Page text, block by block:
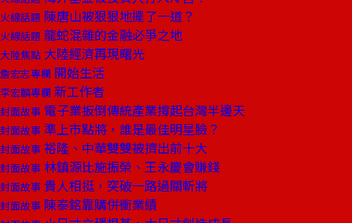
火線話題 陳唐山被狠狠地擺了一道？
火線話題 龍蛇混雜的金融必爭之地
大陸焦點 大陸經濟再現曙光
詹宏志專欄 開始生活
李宏麟專欄 新工作者
封面故事 電子業扳倒傳統產業撐起台灣半邊天
封面故事 準上市點將，誰是最佳明星臉？
封面故事 裕隆、中華雙雙被擠出前十大
封面故事 林鎮源比施振榮、王永慶會賺錢
封面故事 貴人相挺，突破一路過關斬將
封面故事 陳泰銘靠購併衝業績